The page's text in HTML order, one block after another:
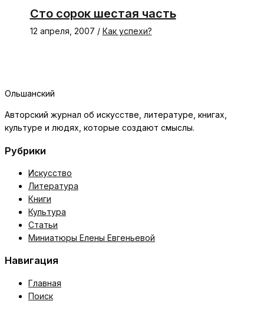
Сто сорок шестая часть
12 апреля, 2007 / Как успехи?
Ольшанский
Авторский журнал об искусстве, литературе, книгах,
культуре и людях, которые создают смыслы.
Рубрики
Искусство
Литература
Книги
Культура
Статьи
Миниатюры Елены Евгеньевой
Навигация
Главная
Поиск